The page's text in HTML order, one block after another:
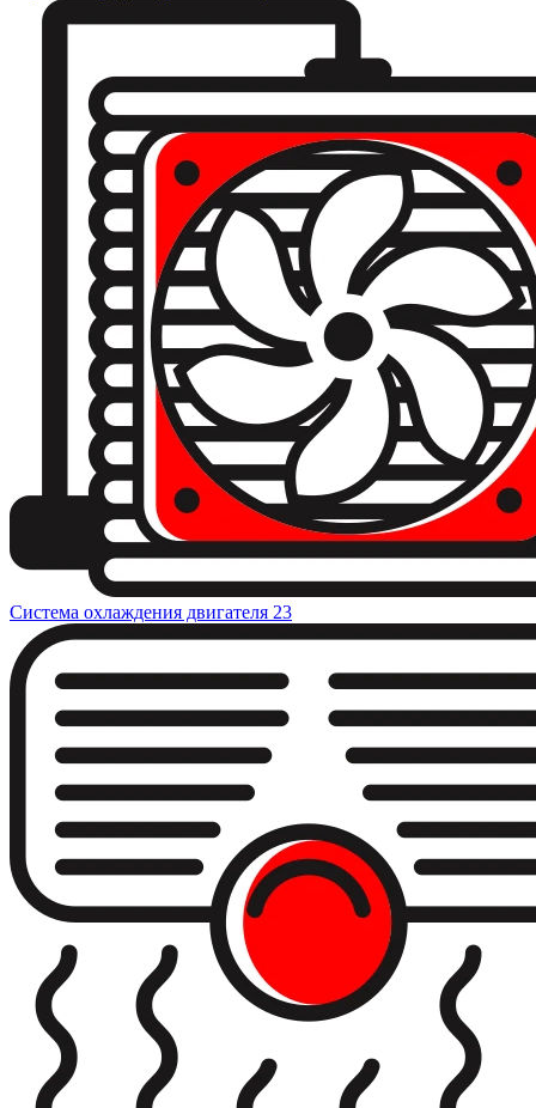
Система охлаждения двигателя 23